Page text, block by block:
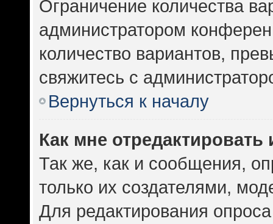
Ограничение количества
администратором
количество вариантов,
свяжитесь с
Вернуться к началу
Как мне
Так же, как и сообщения,
только их создателями,
Для редактирования